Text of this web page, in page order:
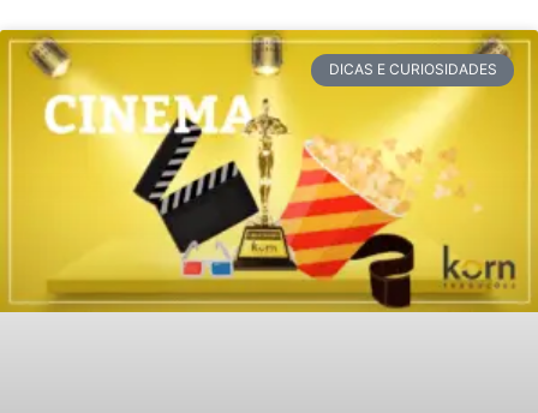
DICAS E CURIOSIDADES